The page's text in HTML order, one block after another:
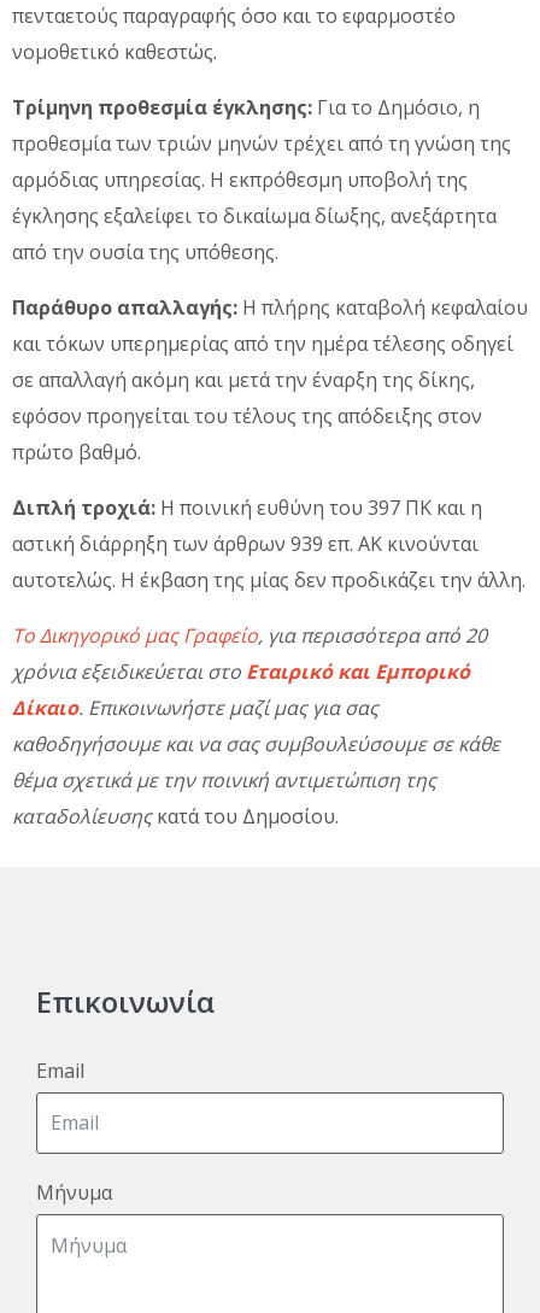
πενταετούς παραγραφής όσο και το εφαρμοστέο
νομοθετικό καθεστώς.
Τρίμηνη προθεσμία έγκλησης: Για το Δημόσιο, η
προθεσμία των τριών μηνών τρέχει από τη γνώση της
αρμόδιας υπηρεσίας. Η εκπρόθεσμη υποβολή της
έγκλησης εξαλείφει το δικαίωμα δίωξης, ανεξάρτητα
από την ουσία της υπόθεσης.
Παράθυρο απαλλαγής: Η πλήρης καταβολή κεφαλαίου
και τόκων υπερημερίας από την ημέρα τέλεσης οδηγεί
σε απαλλαγή ακόμη και μετά την έναρξη της δίκης,
εφόσον προηγείται του τέλους της απόδειξης στον
πρώτο βαθμό.
Διπλή τροχιά: Η ποινική ευθύνη του 397 ΠΚ και η
αστική διάρρηξη των άρθρων 939 επ. ΑΚ κινούνται
αυτοτελώς. Η έκβαση της μίας δεν προδικάζει την άλλη.
Το Δικηγορικό μας Γραφείο, για περισσότερα από 20
χρόνια εξειδικεύεται στο Εταιρικό και Εμπορικό
Δίκαιο. Επικοινωνήστε μαζί μας για σας
καθοδηγήσουμε και να σας συμβουλεύσουμε σε κάθε
θέμα σχετικά με την ποινική αντιμετώπιση της
καταδολίευσηςκατά του Δημοσίου.
Επικοινωνία
Email
Μήνυμα